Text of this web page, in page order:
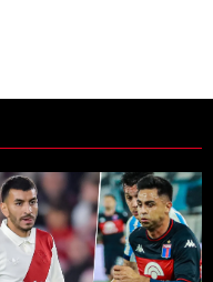
por qué Facundo
de tendencia con el